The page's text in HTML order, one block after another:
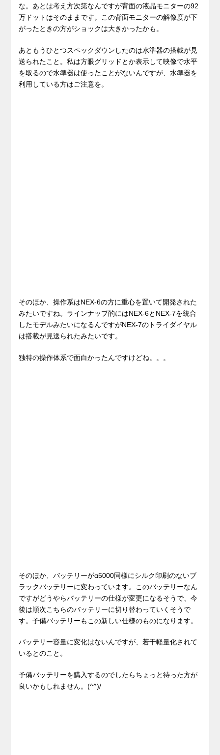
な。あとは考え方次第なんですが背面の液晶モニターの92
万ドットはそのままです。この背面モニターの解像度が下
がったときの方がショックは大きかったかも。
あともうひとつスペックダウンしたのは水準器の搭載が見
送られたこと。私は方眼グリッドとか表示して映像で水平
を取るので水準器は使ったことがないんですが、水準器を
利用している方はご注意を。
そのほか、操作系はNEX-6の方に重心を置いて開発された
みたいですね。ラインナップ的にはNEX-6とNEX-7を統合
したモデルみたいになるんですがNEX-7のトライダイヤル
は搭載が見送られたみたいです。
独特の操作体系で面白かったんですけどね。。。
そのほか、バッテリーがα5000同様にシルク印刷のないブ
ラックバッテリーに変わっています。このバッテリーなん
ですがどうやらバッテリーの仕様が変更になるそうで、今
後は順次こちらのバッテリーに切り替わっていくそうで
す。予備バッテリーもこの新しい仕様のものになります。
バッテリー容量に変化はないんですが、若干軽量化されて
いるとのこと。
予備バッテリーを購入するのでしたらちょっと待った方が
良いかもしれません。(^^)/